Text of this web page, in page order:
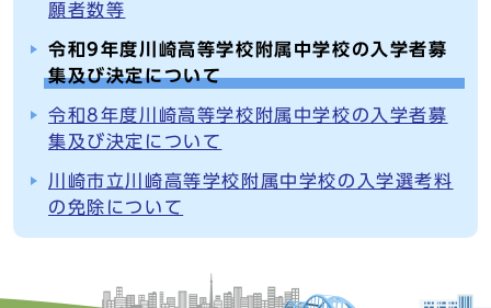
願者数等
令和9年度川崎高等学校附属中学校の入学者募
集及び決定について
令和8年度川崎高等学校附属中学校の入学者募
集及び決定について
川崎市立川崎高等学校附属中学校の入学選考料
の免除について